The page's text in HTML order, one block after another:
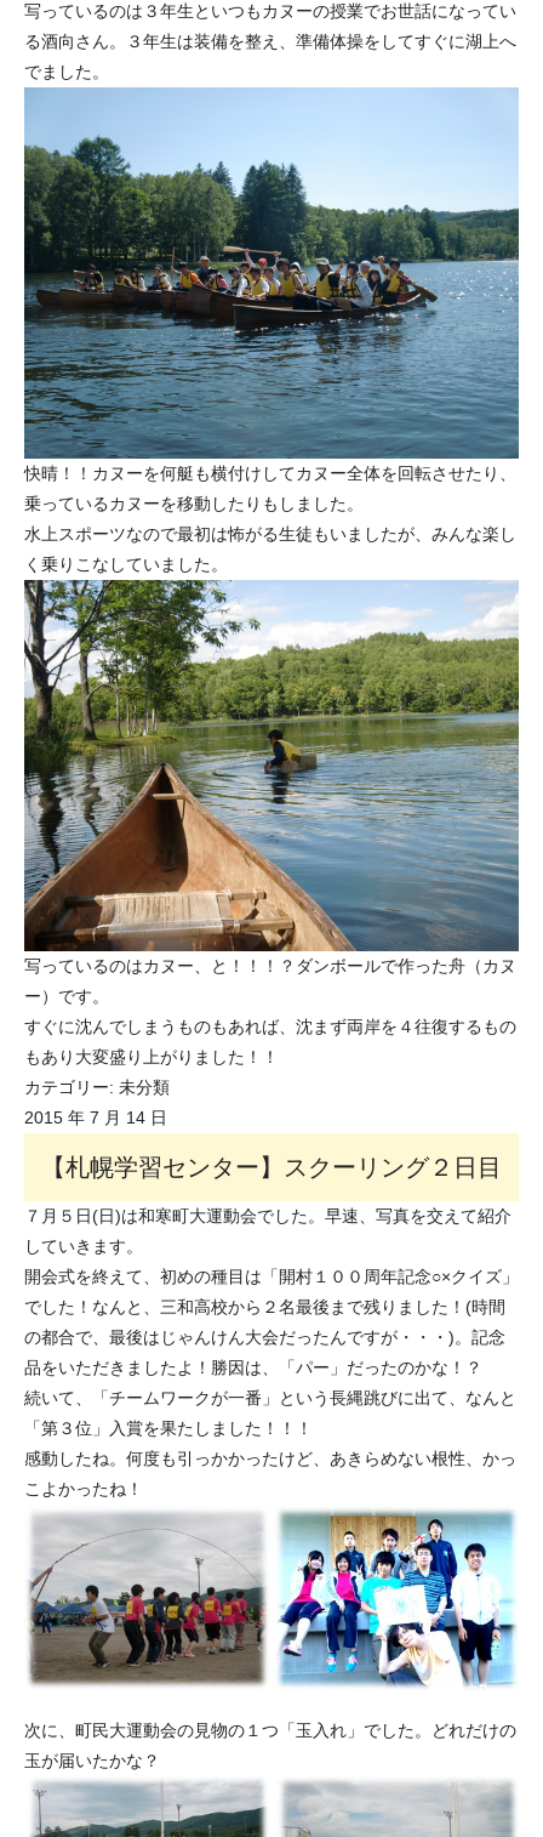
写っているのは３年生といつもカヌーの授業でお世話になってい
る酒向さん。３年生は装備を整え、準備体操をしてすぐに湖上へ
でました。
快晴！！カヌーを何艇も横付けしてカヌー全体を回転させたり、
乗っているカヌーを移動したりもしました。
水上スポーツなので最初は怖がる生徒もいましたが、みんな楽し
く乗りこなしていました。
写っているのはカヌー、と！！！？ ダンボールで作った舟（カヌ
ー）です。
すぐに沈んでしまうものもあれば、沈まず両岸を４往復するもの
もあり大変盛り上がりました！！
カテゴリー: 未分類
2015 年 7 月 14 日
【札幌学習センター】スクーリング２日目
７月５日(日)は和寒町大運動会でした。早速、写真を交えて紹介
していきます。
開会式を終えて、初めの種目は「開村１００周年記念○×クイズ」
でした！なんと、三和高校から２名最後まで残りました！(時間
の都合で、最後はじゃんけん大会だったんですが・・・)。記念
品をいただきましたよ！勝因は、「パー」だったのかな！？
続いて、「チームワークが一番」という長縄跳びに出て、なんと
「第３位」入賞を果たしました！！！
感動したね。何度も引っかかったけど、あきらめない根性、かっ
こよかったね！
次に、町民大運動会の見物の１つ「玉入れ」でした。どれだけの
玉が届いたかな？